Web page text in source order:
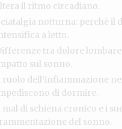
il ritmo circadiano.
notturna: perchè il
a letto.
tra dolore
sul sonno.
ruolo dell’infiammazione
di dormire.
mal di schiena cronico e i
del sonno.